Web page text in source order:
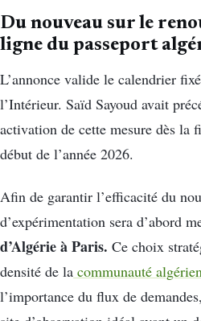
Du nouveau sur le
ligne du passeport
L’annonce valide le calendrier
l’Intérieur. Saïd Sayoud avait
activation de cette mesure dès la
début de l’année 2026.
Afin de garantir l’efficacité du
d’expérimentation sera d’abord
d’Algérie à Paris. Ce choix
densité de la communauté
l’importance du flux de